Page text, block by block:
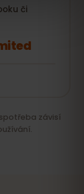
či
závisí